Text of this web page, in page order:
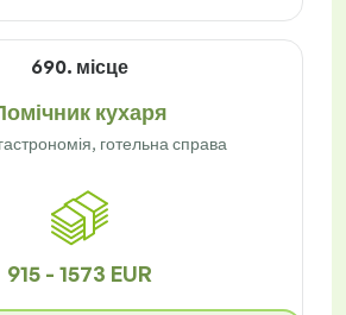
690. місце
кухаря
готельна справа
915 - 1573 EUR